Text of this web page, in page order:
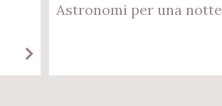
Astronomi per una notte